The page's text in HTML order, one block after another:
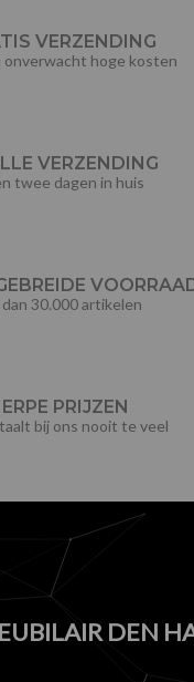
VERZENDING
onverwacht hoge kosten
VERZENDING
twee dagen in huis
30.000 artikelen
PRIJZEN
bij ons nooit te veel
DEN